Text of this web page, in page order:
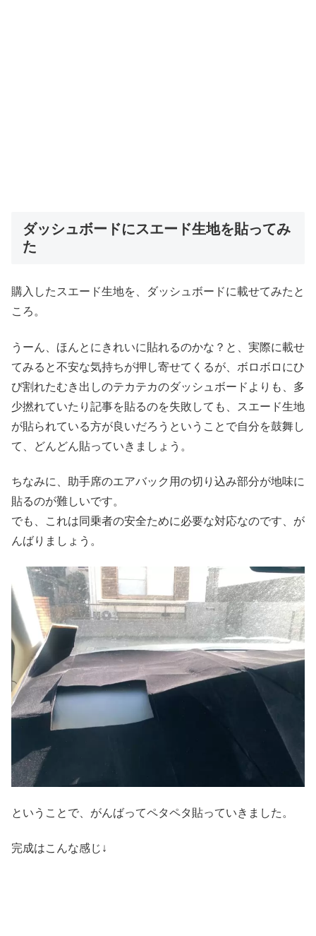
ダッシュボードにスエード生地を貼ってみ
た
購入したスエード生地を、ダッシュボードに載せてみたと
ころ。
うーん、ほんとにきれいに貼れるのかな？と、実際に載せ
てみると不安な気持ちが押し寄せてくるが、ボロボロにひ
び割れたむき出しのテカテカのダッシュボードよりも、多
少撚れていたり記事を貼るのを失敗しても、スエード生地
が貼られている方が良いだろうということで自分を鼓舞し
て、どんどん貼っていきましょう。
ちなみに、助手席のエアバック用の切り込み部分が地味に
貼るのが難しいです。
でも、これは同乗者の安全ために必要な対応なのです、が
んばりましょう。
ということで、がんばってペタペタ貼っていきました。
完成はこんな感じ↓